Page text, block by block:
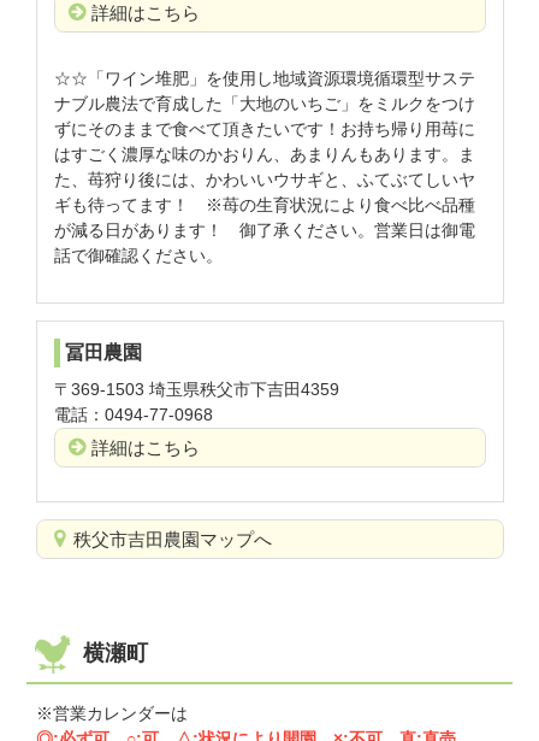
詳細はこちら
☆☆「ワイン堆肥」を使用し地域資源環境循環型サステ
ナブル農法で育成した「大地のいちご」をミルクをつけ
ずにそのままで食べて頂きたいです！お持ち帰り用苺に
はすごく濃厚な味のかおりん、あまりんもあります。ま
た、苺狩り後には、かわいいウサギと、ふてぶてしいヤ
ギも待ってます！ ※苺の生育状況により食べ比べ品種
が減る日があります！ 御了承ください。営業日は御電
話で御確認ください。
冨田農園
〒369-1503 埼玉県秩父市下吉田4359
電話：0494-77-0968
詳細はこちら
秩父市吉田農園マップへ
横瀬町
※営業カレンダーは